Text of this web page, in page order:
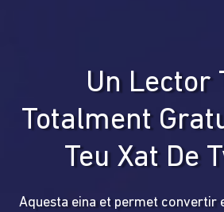
Un Lector
Totalment
Teu Xat De
Aquesta eina et permet convertir